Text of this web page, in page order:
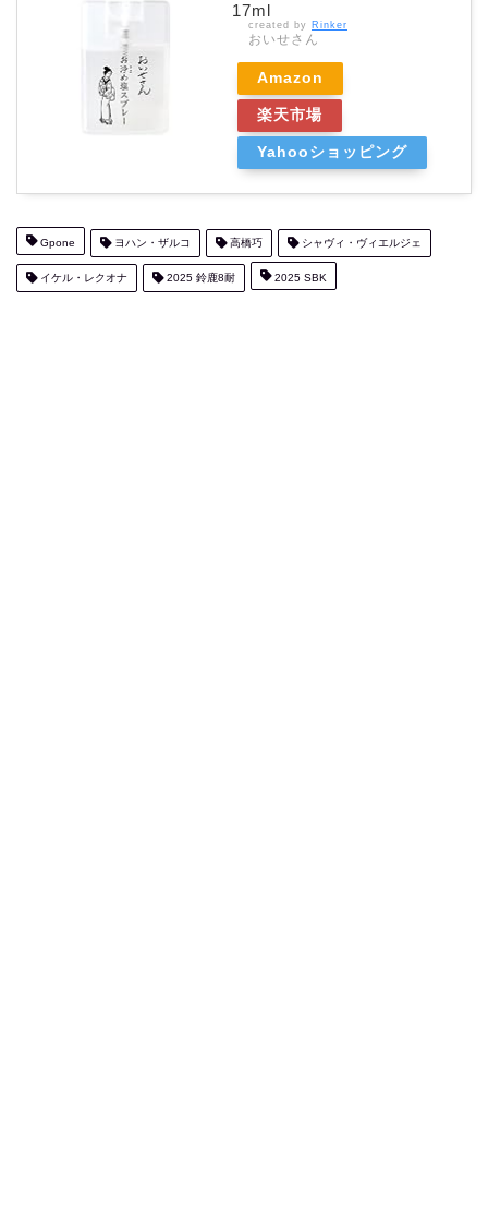
17ml
created by Rinker
おいせさん
Amazon
楽天市場
Yahooショッピング
Gpone ヨハン・ザルコ 高橋巧 シャヴィ・ヴィエルジェ
イケル・レクオナ 2025 鈴鹿8耐 2025 SBK